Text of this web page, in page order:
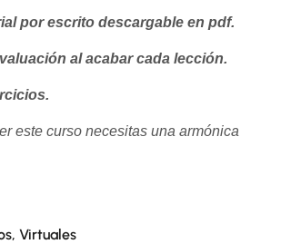
por escrito descargable en pdf.
al acabar cada lección.
este curso necesitas una armónica
, Virtuales